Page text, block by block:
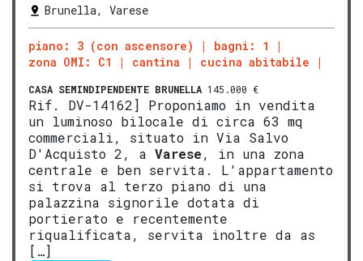
Brunella, Varese
piano: 3 (con ascensore)
bagni: 1
zona OMI: C1
cantina cucina abitabile
CASA SEMINDIPENDENTE BRUNELLA 145.000 €
Rif. DV-14162] Proponiamo in vendita
un luminoso bilocale di circa 63 mq
commerciali, situato in Via Salvo
D'Acquisto 2, a Varese, in una zona
centrale e ben servita. L'appartamento
si trova al terzo piano di una
palazzina signorile dotata di
portierato e recentemente
riqualificata, servita inoltre da as
[…]